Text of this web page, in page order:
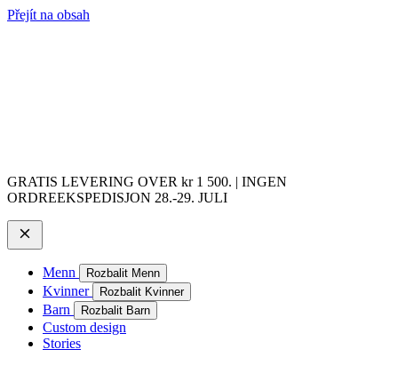
Přejít na obsah
GRATIS LEVERING OVER kr 1 500. | INGEN
ORDREEKSPEDISJON 28.-29. JULI
Menn Rozbalit Menn
Kvinner Rozbalit Kvinner
Barn Rozbalit Barn
Custom design
Stories